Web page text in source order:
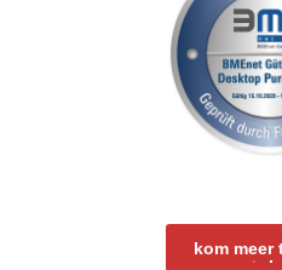
kom meer